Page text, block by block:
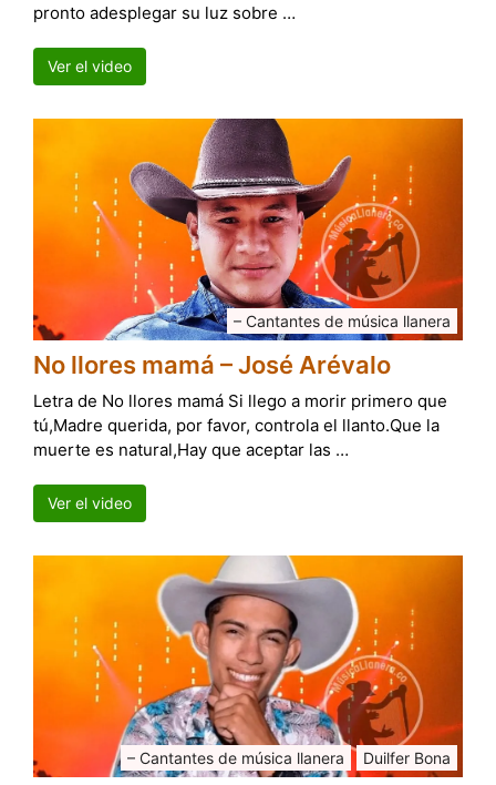
pronto adesplegar su luz sobre …
Ver el video
– Cantantes de música llanera
No llores mamá – José Arévalo
Letra de No llores mamá Si llego a morir primero que
tú,Madre querida, por favor, controla el llanto.Que la
muerte es natural,Hay que aceptar las …
Ver el video
– Cantantes de música llanera Duilfer Bona